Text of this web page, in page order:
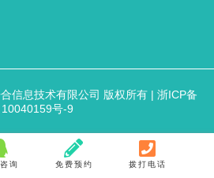
信息技术有限公司 版权所有 | 浙ICP备
10040159号-9
询 免费预约 拨打电话